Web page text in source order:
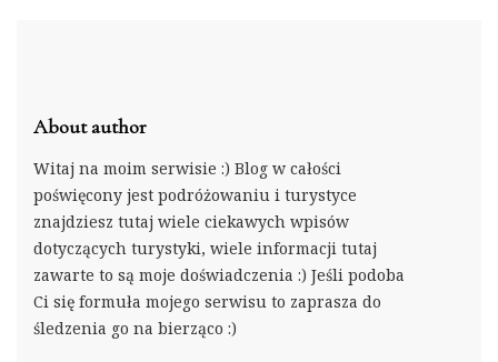
About author
Witaj na moim serwisie :) Blog w całości
poświęcony jest podróżowaniu i turystyce
znajdziesz tutaj wiele ciekawych wpisów
dotyczących turystyki, wiele informacji tutaj
zawarte to są moje doświadczenia :) Jeśli podoba
Ci się formuła mojego serwisu to zaprasza do
śledzenia go na bierząco :)